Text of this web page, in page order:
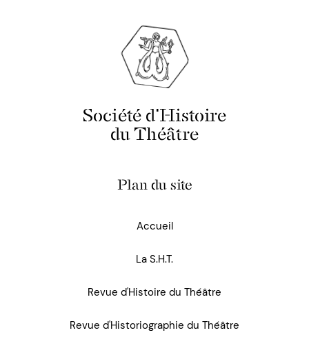
Société d'Histoire
du Théâtre
Plan du site
Accueil
La S.H.T.
Revue d'Histoire du Théâtre
Revue d'Historiographie du Théâtre